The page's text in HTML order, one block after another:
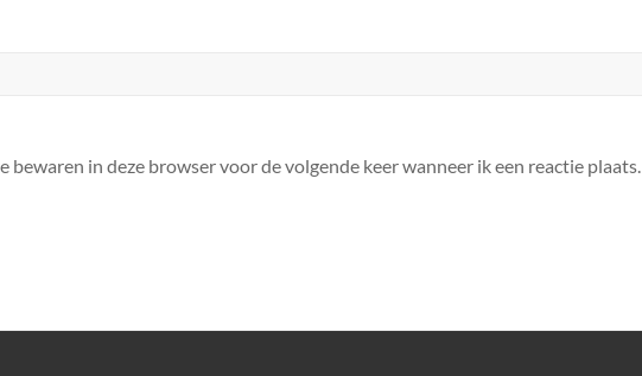
bewaren in deze browser voor de volgende keer wanneer ik een reactie plaats.